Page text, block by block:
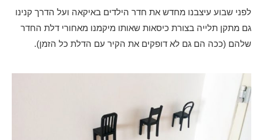
לפני שבוע עיצבנו מחדש את חדר הילדים באיקאה ועל הדרך קנינו
גם מתקן תלייה בצורת כיסאות שאותו מיקמנו מאחורי דלת החדר
שלהם (ככה הם גם לא דופקים את הקיר עם הדלת כל הזמן).